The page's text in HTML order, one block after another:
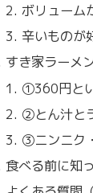
ボリューム
辛いものが
すき家ラーメ
①360円と
②とん汁と
③ニンニク
食べる前に知